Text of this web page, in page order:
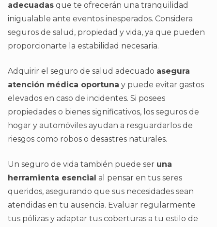
adecuadas que te ofrecerán una tranquilidad
inigualable ante eventos inesperados. Considera
seguros de salud, propiedad y vida, ya que pueden
proporcionarte la estabilidad necesaria.
Adquirir el seguro de salud adecuado asegura
atención médica oportuna y puede evitar gastos
elevados en caso de incidentes. Si posees
propiedades o bienes significativos, los seguros de
hogar y automóviles ayudan a resguardarlos de
riesgos como robos o desastres naturales.
Un seguro de vida también puede ser una
herramienta esencial al pensar en tus seres
queridos, asegurando que sus necesidades sean
atendidas en tu ausencia. Evaluar regularmente
tus pólizas y adaptar tus coberturas a tu estilo de